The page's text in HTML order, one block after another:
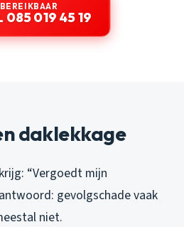
085 019 45 19
daklekkage
“Vergoedt mijn
gevolgschade vaak
niet.